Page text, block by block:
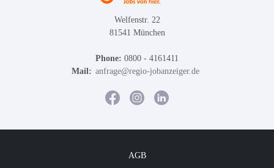
Welfenstr. 22
81541 München
Phone: 0800 - 4161411
Mail: anfrage@regio-jobanzeiger.de
AGB